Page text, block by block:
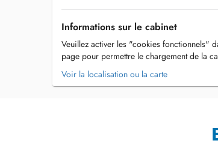
Informations sur le cabinet
Veuillez activer les "cookies fonctionnels"
page pour permettre le chargement de la
Voir la localisation ou la carte